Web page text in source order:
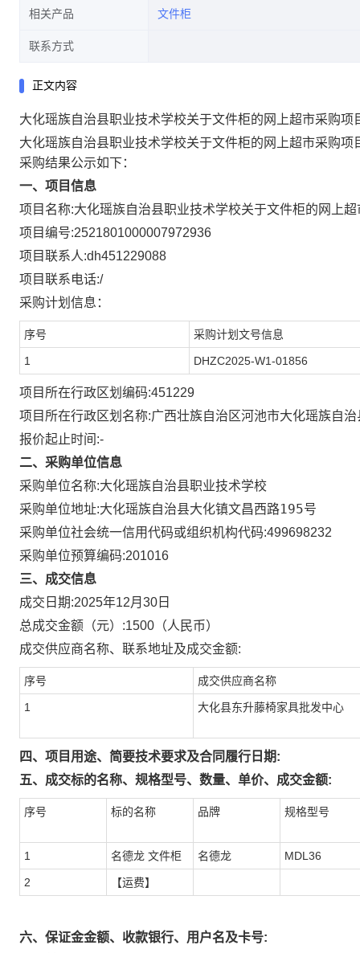
相关产品 文件柜
联系方式
正文内容
大化瑶族自治县职业技术学校关于文件柜的网上超市采购项
大化瑶族自治县职业技术学校关于文件柜的网上超市采购项
采购结果公示如下：
一、项目信息
项目名称:大化瑶族自治县职业技术学校关于文件柜的网上
项目编号:2521801000007972936
项目联系人:dh451229088
项目联系电话:/
采购计划信息：
序号 采购计划文号信息
1 DHZC2025-W1-01856
项目所在行政区划编码:451229
项目所在行政区划名称:广西壮族自治区河池市大化瑶族自治
报价起止时间:-
二、采购单位信息
采购单位名称:大化瑶族自治县职业技术学校
采购单位地址:大化瑶族自治县大化镇文昌西路195号
采购单位社会统一信用代码或组织机构代码:499698232
采购单位预算编码:201016
三、成交信息
成交日期:2025年12月30日
总成交金额（元）:1500 （人民币）
成交供应商名称、联系地址及成交金额:
序号 成交供应商名称
1 大化县东升藤椅家具批发中心
四、项目用途、简要技术要求及合同履行日期:
五、成交标的名称、规格型号、数量、单价、成交金额:
序号 标的名称 品牌 规格型号
1 名德龙 文件柜 名德龙 MDL36
2 【运费】
六、保证金金额、收款银行、用户名及卡号: